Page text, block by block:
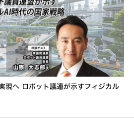
現へ ロボット議連が示すフィジカル